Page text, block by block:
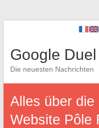
Google Duel
Die neuesten Nachrichten
Alles über
Website Pôle